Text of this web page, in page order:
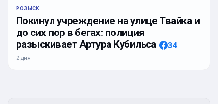
РОЗЫСК
Покинул учреждение на улице Твайка и
до сих пор в бегах: полиция
разыскивает Артура Кубильса
34
2 дня